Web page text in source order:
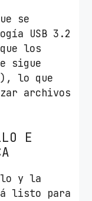
se
USB 3.2
los
sigue
lo que
archivos
E
y la
listo para